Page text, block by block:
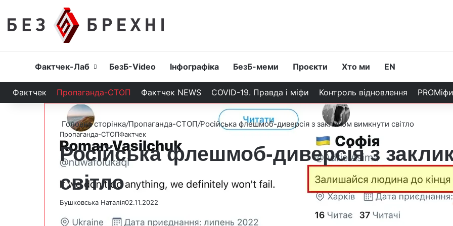
Головна
Фактчек-Лаб БезБ-Video Інфографіка БезБ-меми Проєкти Хто ми EN
Фактчек Пропаганда-СТОП Фактчек NEWS COVID-19. Правда і міфи Контроль відновлення PROМіфи
Головна сторінка/Пропаганда-СТОП/Російська флешмоб-диверсія з закликом вимкнути світло
Пропаганда-СТОПФактчек
Російська флешмоб-диверсія з
світло
Бушковська Наталія02.11.2022